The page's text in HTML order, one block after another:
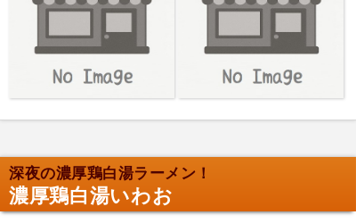
深夜の濃厚鶏白湯ラーメン！
濃厚鶏白湯いわお